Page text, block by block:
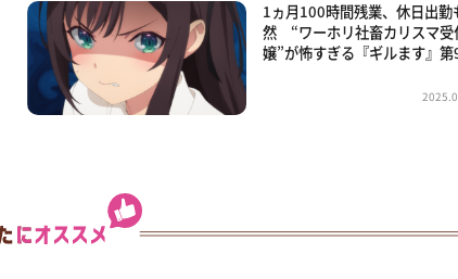
1ヵ月100時間残業、休日出勤
然 “ワーホリ社畜カリスマ受
嬢”が怖すぎる『ギルます』第